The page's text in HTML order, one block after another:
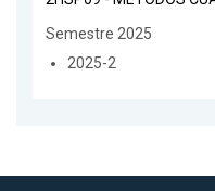
Semestre 2025
2025-2